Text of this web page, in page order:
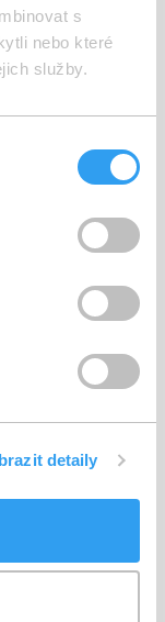
s
nebo které
služby.
detaily
vyberte